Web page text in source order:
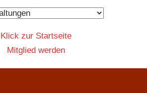
Klick zur Startseite
Mitglied werden